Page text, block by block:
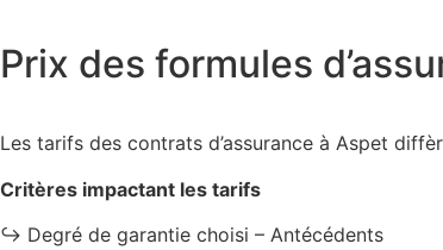
Prix des formules
Les tarifs des contrats d’assurance à Aspet
Critères impactant les tarifs
↪️ Degré de garantie choisi – Antécédents